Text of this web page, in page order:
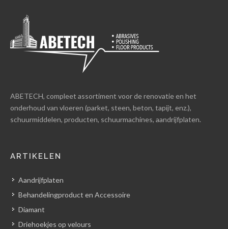
ABETECH, compleet assortiment voor de renovatie en het
onderhoud van vloeren (parket, steen, beton, tapijt, enz.),
schuurmiddelen, producten, schuurmachines, aandrijfplaten.
ARTIKELEN
Aandrijfplaten
Behandelingproduct en Accessoire
Diamant
Driehoekjes op velours